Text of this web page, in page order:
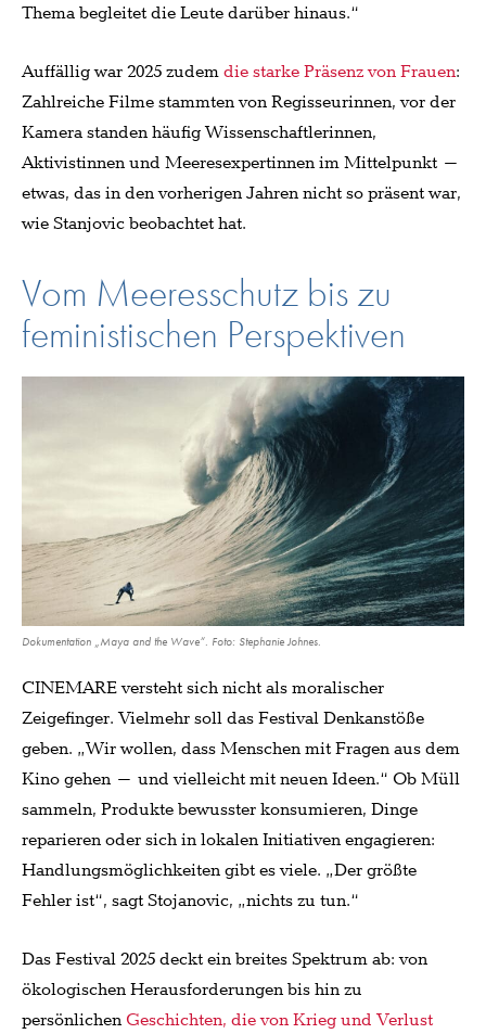
Thema begleitet die Leute darüber hinaus.“
Auffällig war 2025 zudemdie starke Präsenz von Frauen:
Zahlreiche Filme stammten von Regisseurinnen, vor der
Kamera standen häufig Wissenschaftlerinnen,
Aktivistinnen und Meeresexpertinnen im Mittelpunkt –
etwas, das in den vorherigen Jahren nicht so präsent war,
wie Stanjovic beobachtet hat.
Vom Meeresschutz bis zu
feministischen Perspektiven
Dokumentation „Maya and the Wave“. Foto: Stephanie Johnes.
CINEMARE versteht sich nicht als moralischer
Zeigefinger. Vielmehr soll das Festival Denkanstöße
geben. „Wir wollen, dass Menschen mit Fragen aus dem
Kino gehen – und vielleicht mit neuen Ideen.“ Ob Müll
sammeln, Produkte bewusster konsumieren, Dinge
reparieren oder sich in lokalen Initiativen engagieren:
Handlungsmöglichkeiten gibt es viele. „Der größte
Fehler ist“, sagt Stojanovic, „nichts zu tun.“
Das Festival 2025 deckt ein breites Spektrum ab: von
ökologischen Herausforderungen bis hin zu
persönlichen Geschichten, die von Krieg und Verlust